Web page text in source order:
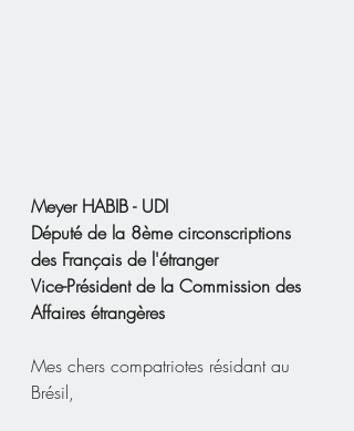
Meyer HABIB - UDI
Député de la 8ème circonscriptions
des Français de l'étranger
Vice-Président de la Commission des
Affaires étrangères
Mes chers compatriotes résidant au
Brésil,